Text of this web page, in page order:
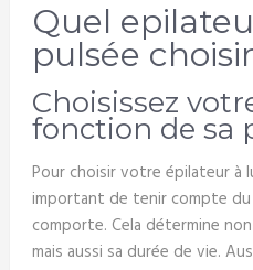
Quel
pulsée
Choisissez
fonction de sa
Pour choisir votre épilateur à
important de tenir compte du
comporte. Cela détermine
mais aussi sa durée de vie.